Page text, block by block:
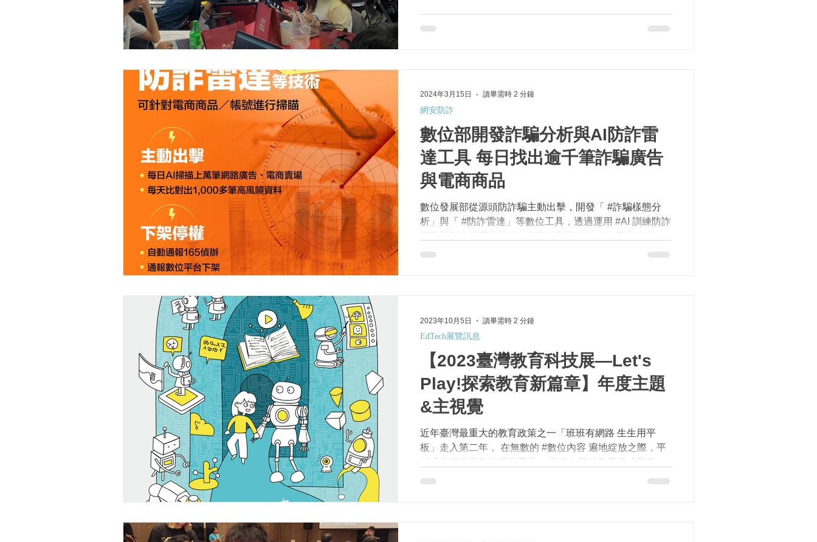
課程探討學生在數位情境下常見的困難，經由扮演客服團
隊解決同...
數位部開發詐騙分析與AI防詐雷
達工具 每日找出逾千筆詐騙廣告
與電商商品
數位發展部從源頭防詐騙主動出擊，開發「 #詐騙樣態分
析」與「 #防詐雷達」等數位工具，透過運用 #AI 訓練防詐
件網路廣告與電商商品，偵測比對出1, 000多筆可疑標的，
網安防詐
2024年3月15日 讀畢需時 2 分鐘
【2023臺灣教育科技展—Let's
Play!探索教育新篇章】年度主題
&主視覺
近年臺灣最重大的教育政策之一「班班有網路 生生用平
板」走入第二年， 在無數的 #數位內容 遍地綻放之際，平
板成為師生日常的課堂工具， 更多全新的教學模式與典範
成果，為教育帶來了深刻的變革！ 而隨著人工智慧（#AI）
EdTech展覽訊息
2023年10月5日 讀畢需時 2 分鐘